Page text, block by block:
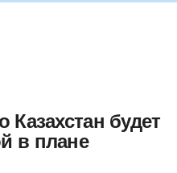
будет
в плане